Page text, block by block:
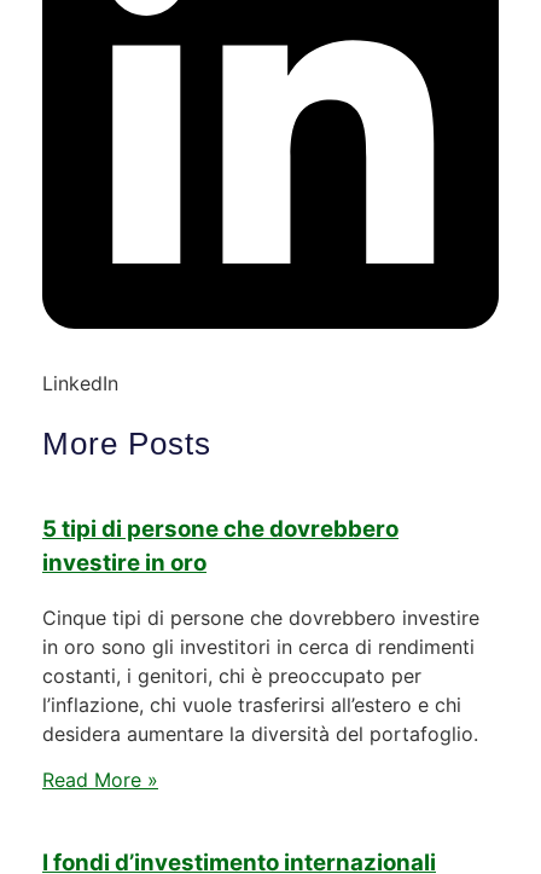
LinkedIn
More Posts
5 tipi di persone che dovrebbero
investire in oro
Cinque tipi di persone che dovrebbero investire
in oro sono gli investitori in cerca di rendimenti
costanti, i genitori, chi è preoccupato per
l’inflazione, chi vuole trasferirsi all’estero e chi
desidera aumentare la diversità del portafoglio.
Read More »
I fondi d’investimento internazionali